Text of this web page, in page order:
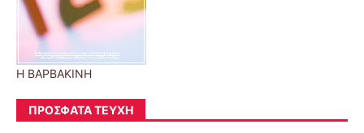
Η ΒΑΡΒΑΚΙΝΗ
ΠΡΌΣΦΑΤΑ ΤΕΎΧΗ